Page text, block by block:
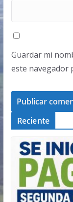
Guardar mi
este navegador
Reciente